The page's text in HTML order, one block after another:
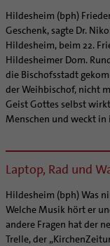
Hildesheim (bph)
Geschenk, sagte Dr.
Hildesheim, beim 22.
Hildesheimer Dom.
die Bischofsstadt
der Weihbischof, nicht
Geist Gottes selbst
Menschen und weckt in
Laptop, Rad und
Hildesheim (bph) Was
Welche Musik hört er
andere Fragen hat der
Trelle, der